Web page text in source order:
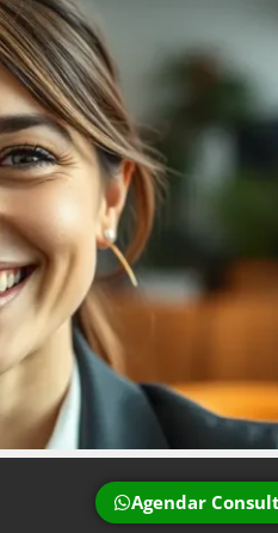
Agendar